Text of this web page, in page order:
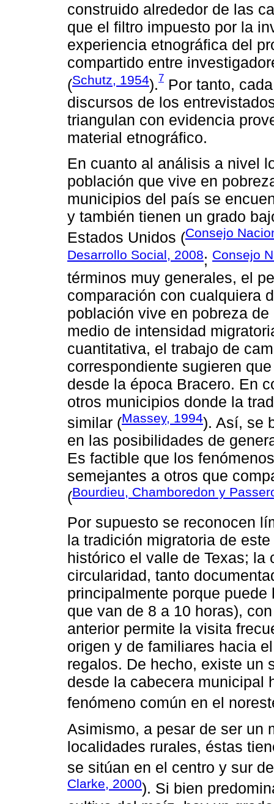
construido alrededor de las
que el filtro impuesto por la
experiencia etnográfica del
compartido entre
(Schutz, 1954).7 Por tanto,
discursos de los
triangulan con evidencia
material etnográfico.
En cuanto al análisis a nivel
población que vive en
municipios del país se
y también tienen un grado
Estados Unidos (Consejo
Desarrollo Social, 2008; Consejo
términos muy generales, el
comparación con cualquiera
población vive en pobreza
medio de intensidad
cuantitativa, el trabajo de
correspondiente sugieren
desde la época Bracero. En
otros municipios donde la
similar (Massey, 1994). Así, se
en las posibilidades de
Es factible que los
semejantes a otros que
(Bourdieu, Chamboredon y
Por supuesto se reconocen
la tradición migratoria de
histórico el valle de Texas;
circularidad, tanto
principalmente porque
que van de 8 a 10 horas),
anterior permite la visita
origen y de familiares hacia
regalos. De hecho, existe un
desde la cabecera municipal
fenómeno común en el
Asimismo, a pesar de ser un
localidades rurales, éstas
se sitúan en el centro y sur
Clarke, 2000). Si bien